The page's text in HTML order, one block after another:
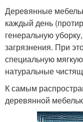
Деревянные
каждый день
генеральную
загрязнения. При
специальную
натуральные
К самым
деревянной